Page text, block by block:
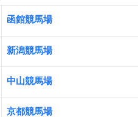
函館競馬場
新潟競馬場
中山競馬場
京都競馬場